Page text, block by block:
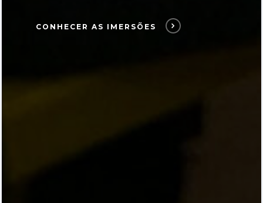
CONHECER AS IMERSÕES